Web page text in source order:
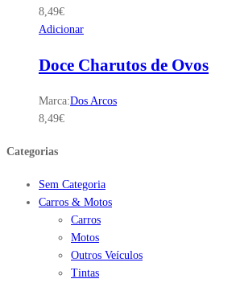
8,49€
Adicionar
Doce Charutos de Ovos
Marca:Dos Arcos
8,49€
Categorias
Sem Categoria
Carros & Motos
Carros
Motos
Outros Veículos
Tintas